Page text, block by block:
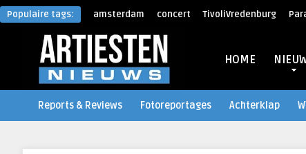
Populaire tags: amsterdam concert TivoliVredenburg
HOME
Reports & Reviews Fotoreportages Achterklap